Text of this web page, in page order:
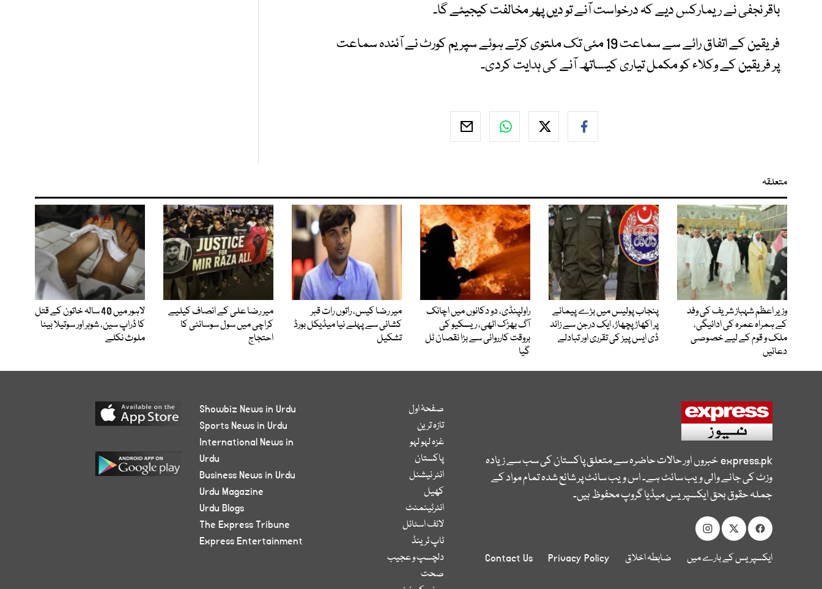
باقر نجفی نے ریمارکس دیے کہ درخواست آنے تو دیں پھر مخالفت کیجیئے گا۔
فریقین کے اتفاق رائے سے سماعت 19 مئی تک ملتوی کرتے ہوئے سپریم کورٹ نے آئندہ سماعت
پر فریقین کے وکلاء کو مکمل تیاری کیساتھ آنے کی ہدایت کردی۔
متعلقہ
وزیر اعظم شہباز شریف کی وفد
کے ہمراہ عمرہ کی ادائیگی،
ملک و قوم کے لیے خصوصی
دعائیں
پنجاب پولیس میں بڑے پیمانے
پر اکھاڑ پچھاڑ، ایک درجن سے زائد
ڈی ایس پیز کی تقرری اور تبادلے
راولپنڈی، دو دکانوں میں اچانک
آگ بھڑک اٹھی، ریسکیو کی
بروقت کارروائی سے بڑا نقصان ٹل
گیا
میر رضا کیس، راتوں رات قبر
کشائی سے پہلے نیا میڈیکل بورڈ
تشکیل
میر رضا علی کے انصاف کیلیے
کراچی میں سول سوسائٹی کا
احتجاج
لاہور میں 40 سالہ خاتون کے قتل
کا ڈراپ سین، شوہر اور سوتیلا بیٹا
ملوث نکلے
express.pkخبروں اور حالات حاضرہ سے متعلق پاکستان کی سب سے زیادہ
وزٹ کی جانے والی ویب سائٹ ہے۔ اس ویب سائٹ پر شائع شدہ تمام مواد کے
جملہ حقوق بحق ایکسپریس میڈیا گروپ محفوظ ہیں۔
ایکسپریس کے بارے میں ضابطہ اخلاق Privacy Policy
Contact Us
صفحۂ اول
تازہ ترین
غزہ لہو لہو
پاکستان
انٹر نیشنل
کھیل
انٹرٹینمنٹ
لائف اسٹائل
ٹاپ ٹرینڈ
دلچسپ و عجیب
صحت
Showbiz News in Urdu
Sports News in Urdu
International News in
Urdu
Business News in Urdu
Urdu Magazine
Urdu Blogs
The Express Tribune
Express Entertainment